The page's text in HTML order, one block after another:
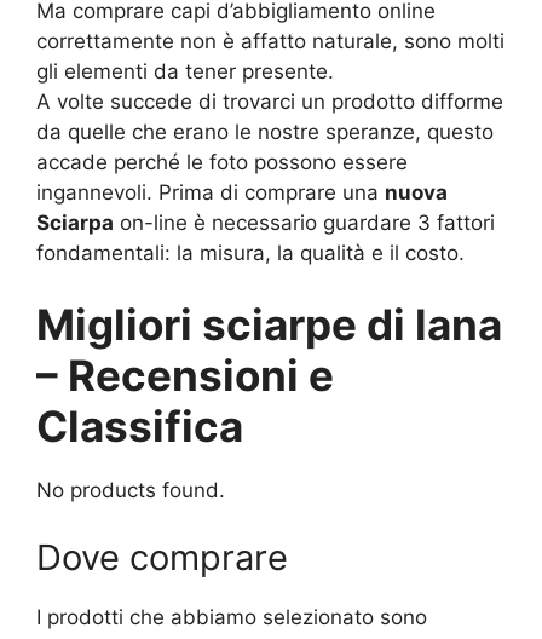
Ma comprare capi d’abbigliamento online
correttamente non è affatto naturale, sono molti
gli elementi da tener presente.
A volte succede di trovarci un prodotto difforme
da quelle che erano le nostre speranze, questo
accade perché le foto possono essere
ingannevoli. Prima di comprare una nuova
Sciarpa on-line è necessario guardare 3 fattori
fondamentali: la misura, la qualità e il costo.
Migliori sciarpe di lana
– Recensioni e
Classifica
No products found.
Dove comprare
I prodotti che abbiamo selezionato sono